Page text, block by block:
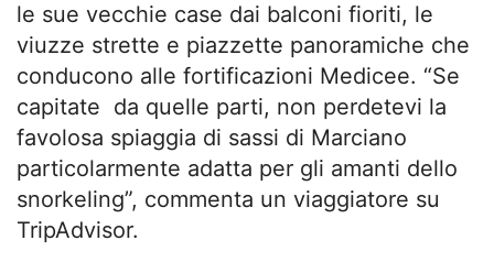
le sue vecchie case dai balconi fioriti, le
viuzze strette e piazzette panoramiche che
conducono alle fortificazioni Medicee. “Se
capitate da quelle parti, non perdetevi la
favolosa spiaggia di sassi di Marciano
particolarmente adatta per gli amanti dello
snorkeling”, commenta un viaggiatore su
TripAdvisor.